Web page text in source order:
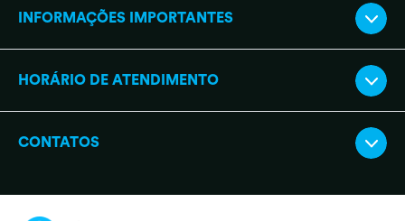
INFORMAÇÕES IMPORTANTES
HORÁRIO DE ATENDIMENTO
CONTATOS